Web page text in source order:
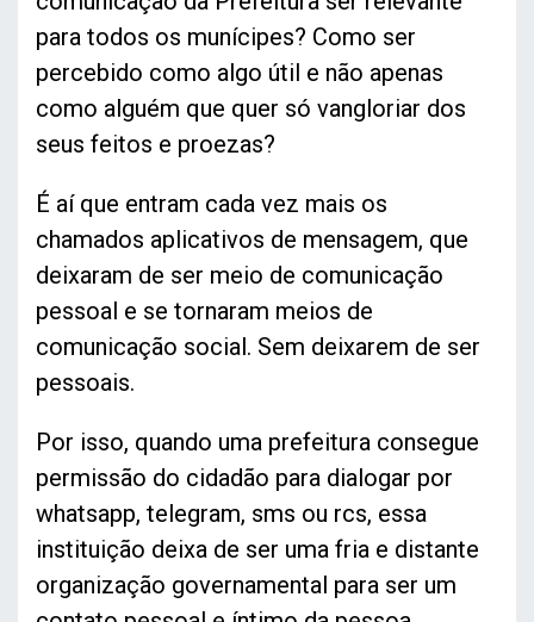
para todos os munícipes? Como ser
percebido como algo útil e não apenas
como alguém que quer só vangloriar dos
seus feitos e proezas?
É aí que entram cada vez mais os
chamados aplicativos de mensagem, que
deixaram de ser meio de comunicação
pessoal e se tornaram meios de
comunicação social. Sem deixarem de ser
pessoais.
Por isso, quando uma prefeitura consegue
permissão do cidadão para dialogar por
whatsapp, telegram, sms ou rcs, essa
instituição deixa de ser uma fria e distante
organização governamental para ser um